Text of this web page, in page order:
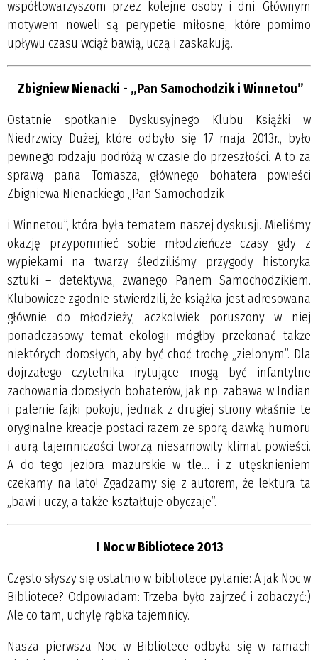
współtowarzyszom przez kolejne osoby i dni. Głównym
motywem noweli są perypetie miłosne, które pomimo
upływu czasu wciąż bawią, uczą i zaskakują.
Zbigniew Nienacki - „Pan Samochodzik i Winnetou”
Ostatnie spotkanie Dyskusyjnego Klubu Książki w
Niedrzwicy Dużej, które odbyło się 17 maja 2013r., było
pewnego rodzaju podróżą w czasie do przeszłości. A to za
sprawą pana Tomasza, głównego bohatera powieści
Zbigniewa Nienackiego „Pan Samochodzik
i Winnetou”, która była tematem naszej dyskusji. Mieliśmy
okazję przypomnieć sobie młodzieńcze czasy gdy z
wypiekami na twarzy śledziliśmy przygody historyka
sztuki – detektywa, zwanego Panem Samochodzikiem.
Klubowicze zgodnie stwierdzili, że książka jest adresowana
głównie do młodzieży, aczkolwiek poruszony w niej
ponadczasowy temat ekologii mógłby przekonać także
niektórych dorosłych, aby być choć trochę „zielonym”. Dla
dojrzałego czytelnika irytujące mogą być infantylne
zachowania dorosłych bohaterów, jak np. zabawa w Indian
i palenie fajki pokoju, jednak z drugiej strony właśnie te
oryginalne kreacje postaci razem ze sporą dawką humoru
i aurą tajemniczości tworzą niesamowity klimat powieści.
A do tego jeziora mazurskie w tle… i z utęsknieniem
czekamy na lato! Zgadzamy się z autorem, że lektura ta
„bawi i uczy, a także kształtuje obyczaje”.
I Noc w Bibliotece 2013
Często słyszy się ostatnio w bibliotece pytanie: A jak Noc w
Bibliotece? Odpowiadam: Trzeba było zajrzeć i zobaczyć:)
Ale co tam, uchylę rąbka tajemnicy.
Nasza pierwsza Noc w Bibliotece odbyła się w ramach